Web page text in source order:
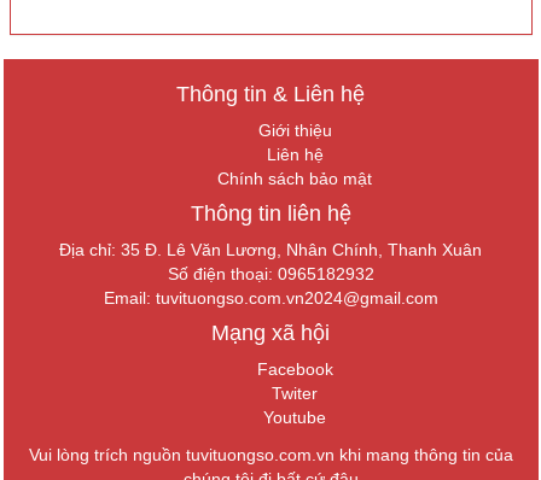
Thông tin & Liên hệ
Giới thiệu
Liên hệ
Chính sách bảo mật
Thông tin liên hệ
Địa chỉ: 35 Đ. Lê Văn Lương, Nhân Chính, Thanh Xuân
Số điện thoại: 0965182932
Email: tuvituongso.com.vn2024@gmail.com
Mạng xã hội
Facebook
Twiter
Youtube
Vui lòng trích nguồn tuvituongso.com.vn khi mang thông tin của